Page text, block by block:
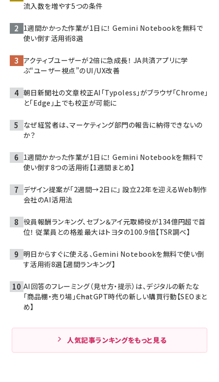
流入数を増やす5つの条件
1週間かかった作業が1日に！ Gemini Notebookを無料で
使い倒す活用術8選
アクティブユーザーが2倍に急成長！ JA共済アプリに学
ぶ“ユーザー視点”のUI/UX改善
朝日新聞社の文章校正AI「Typoless」がブラウザ「Chrome」
と「Edge」上でも校正が可能に
なぜ経営者は、マーケティング部門の報告に納得できないの
か？
1週間かかった作業が1日に！ Gemini Notebookを無料で
使い倒す8つの活用術【1週間まとめ】
デザイン提案が「2週間→2日に」 設立22年を迎えるWeb制作
会社のAI活用法
役員報酬ランキング、セブン＆アイ元取締役が134億円超で首
位！ 従業員との格差最大はトヨタの100.9倍【TSR調べ】
明日からすぐに使える、Gemini Notebookを無料で使い倒
す活用術8選【週間ランキング】
AI回答のフレーミング（見せ方・提示）は、デジタルの新たな
「商品棚・売り場」――ChatGPT時代の新しい購買行動【SEOまと
め】
人気記事ランキングをもっと見る